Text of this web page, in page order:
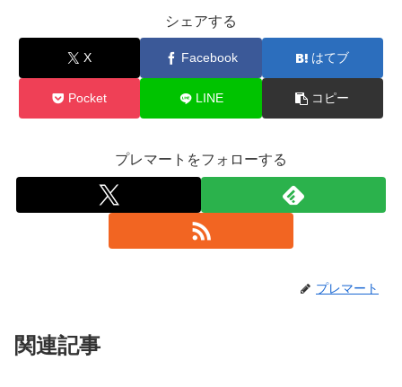
シェアする
X Facebook はてブ
Pocket LINE コピー
プレマートをフォローする
プレマート
関連記事